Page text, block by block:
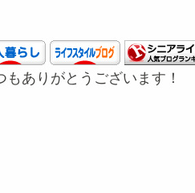
ありがとうございます！